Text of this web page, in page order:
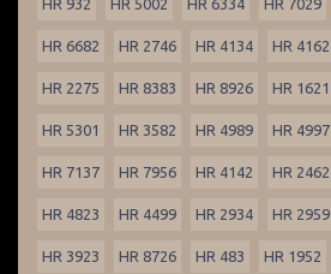
HR 932 HR 5002 HR 6334 HR 7029
HR 6682 HR 2746 HR 4134 HR 4162
HR 2275 HR 8383 HR 8926 HR 1621
HR 5301 HR 3582 HR 4989 HR 4997
HR 7137 HR 7956 HR 4142 HR 2462
HR 4823 HR 4499 HR 2934 HR 2959
HR 3923 HR 8726 HR 483 HR 1952